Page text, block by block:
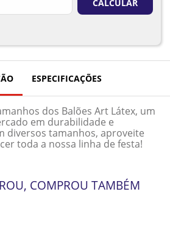
ESPECIFICAÇÕES
dos Balões Art Látex, um
em durabilidade e
diversos tamanhos, aproveite
toda a nossa linha de festa!
COMPROU TAMBÉM